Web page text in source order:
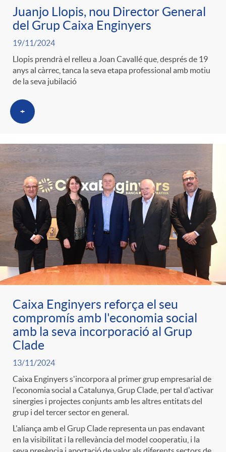
Juanjo Llopis, nou Director General
del Grup Caixa Enginyers
19/11/2024
Llopis prendrà el relleu a Joan Cavallé que, després de 19
anys al càrrec, tanca la seva etapa professional amb motiu
de la seva jubilació
+
Caixa Enginyers reforça el seu
compromís amb l'economia social
amb la seva incorporació al Grup
Clade
13/11/2024
Caixa Enginyers s'incorpora al primer grup empresarial de
l'economia social a Catalunya, Grup Clade, per tal d'activar
sinergies i projectes conjunts amb les altres entitats del
grup i del tercer sector en general.
L'aliança amb el Grup Clade representa un pas endavant
en la visibilitat i la rellevància del model cooperatiu, i la